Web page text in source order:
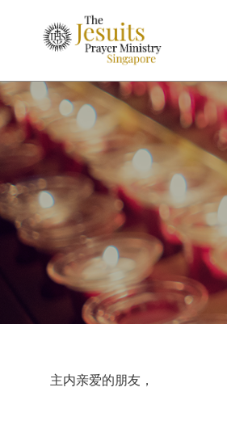
Search
for:
主内亲爱的朋友，